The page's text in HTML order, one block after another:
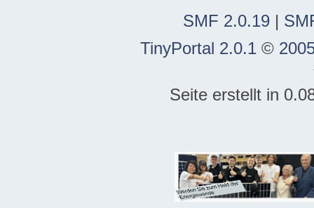
SMF 2.0.19|
TinyPortal 2.0.1©
Seite erstellt in